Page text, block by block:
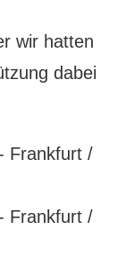
wir hatten
dabei